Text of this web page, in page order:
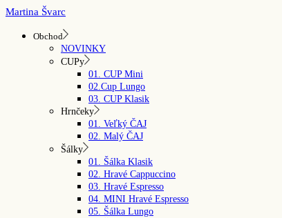
Skip
Martina Švarc
Obchod
NOVINKY
CUPy
01. CUP Mini
02.Cup Lungo
03. CUP Klasik
Hrnčeky
01. Veľký ČAJ
02. Malý ČAJ
Šálky
01. Šálka Klasik
02. Hravé Cappuccino
03. Hravé Espresso
04. MINI Hravé Espresso
05. Šálka Lungo